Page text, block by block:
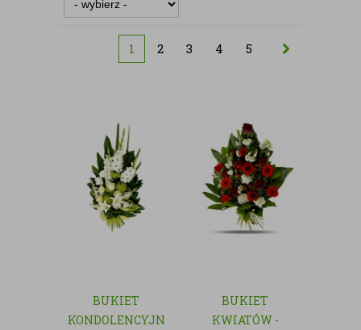
1 2 3 4 5
BUKIET
KONDOLENCYJNY
BUKIET
KWIATÓW -